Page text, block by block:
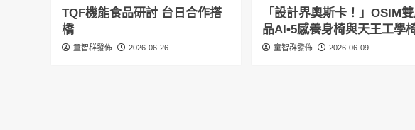
TQF機能食品研討 台日合作搭
橋
童智群發佈 2026-06-26
「設計界奧斯卡！」OSIM
品AI•5感養身椅與天王工學
童智群發佈 2026-06-09